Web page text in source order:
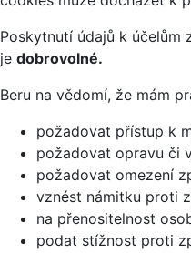
Poskytnutí údajů k účelům
je dobrovolné.
Beru na vědomí, že mám
požadovat přístup k
požadovat opravu či
požadovat omezení
vznést námitku proti
na přenositelnost
podat stížnost proti